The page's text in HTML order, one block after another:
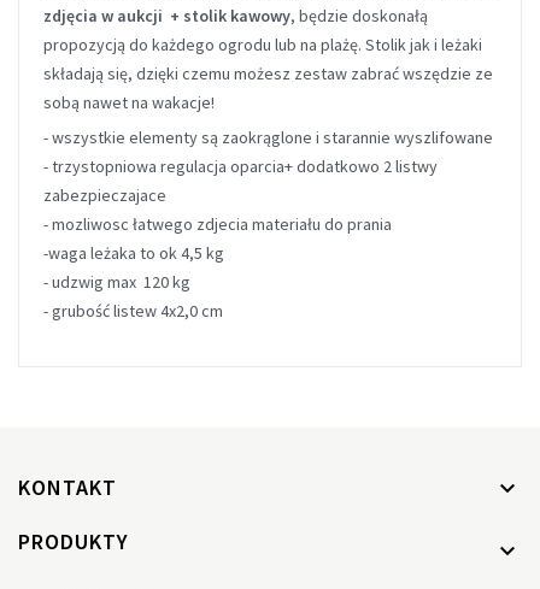
zdjęcia w aukcji + stolik kawowy, będzie doskonałą
propozycją do każdego ogrodu lub na plażę. Stolik jak i leżaki
składają się, dzięki czemu możesz zestaw zabrać wszędzie ze
sobą nawet na wakacje!
- wszystkie elementy są zaokrąglone i starannie wyszlifowane
- trzystopniowa regulacja oparcia+ dodatkowo 2 listwy
zabezpieczajace
- mozliwosc łatwego zdjecia materiału do prania
-waga leżaka to ok 4,5 kg
- udzwig max 120 kg
- grubość listew 4x2,0 cm
KONTAKT 
PRODUKTY 